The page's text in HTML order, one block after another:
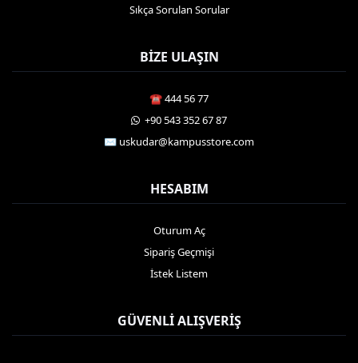
Sıkça Sorulan Sorular
BIZE ULAŞIN
☎️ 444 56 77
️ +90 543 352 67 87
✉️ uskudar@kampusstore.com
HESABIM
Oturum Aç
Sipariş Geçmişi
İstek Listem
GÜVENLI ALIŞVERIŞ